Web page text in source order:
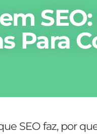
Para
SEO faz, por